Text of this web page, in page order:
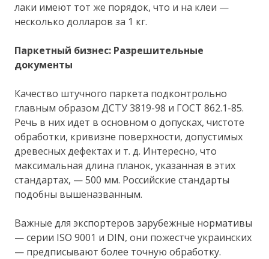
лаки имеют тот же порядок, что и на клеи —
несколько долларов за 1 кг.
Паркетный бизнес: Разрешительные
документы
Качество штучного паркета подконтрольно
главным образом ДСТУ 3819-98 и ГОСТ 862.1-85.
Речь в них идет в основном о допусках, чистоте
обработки, кривизне поверхности, допустимых
древесных дефектах и т. д. Интересно, что
максимальная длина планок, указанная в этих
стандартах, — 500 мм. Российские стандарты
подобны вышеназванным.
Важные для экспортеров зарубежные нормативы
— серии ISO 9001 и DIN, они пожестче украинских
— предписывают более точную обработку.